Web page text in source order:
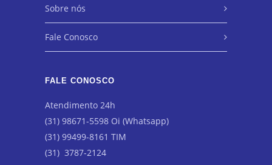
Sobre nós
Fale Conosco
FALE CONOSCO
Atendimento 24h
(31) 98671-5598 Oi (Whatsapp)
(31) 99499-8161 TIM
(31) 3787-2124